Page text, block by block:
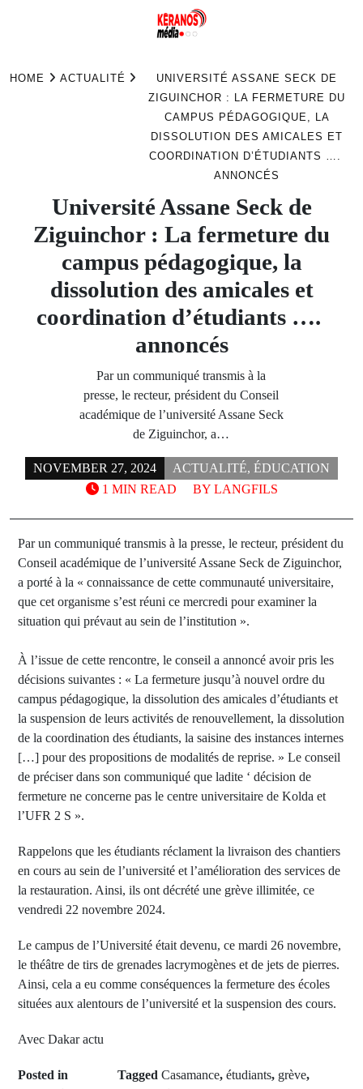
HOME ACTUALITÉ
UNIVERSITÉ ASSANE SECK DE
ZIGUINCHOR : LA FERMETURE DU
CAMPUS PÉDAGOGIQUE, LA
DISSOLUTION DES AMICALES ET
COORDINATION D’ÉTUDIANTS ….
ANNONCÉS
Université Assane Seck de
Ziguinchor : La fermeture du
campus pédagogique, la
dissolution des amicales et
coordination d’étudiants ….
annoncés
Par un communiqué transmis à la
presse, le recteur, président du Conseil
académique de l’université Assane Seck
de Ziguinchor, a…
NOVEMBER 27, 2024 ACTUALITÉ, ÉDUCATION
BY LANGFILS
1 MIN READ
Par un communiqué transmis à la presse, le recteur, président du
Conseil académique de l’université Assane Seck de Ziguinchor,
a porté à la « connaissance de cette communauté universitaire,
que cet organisme s’est réuni ce mercredi pour examiner la
situation qui prévaut au sein de l’institution ».
À l’issue de cette rencontre, le conseil a annoncé avoir pris les
décisions suivantes : « La fermeture jusqu’à nouvel ordre du
campus pédagogique, la dissolution des amicales d’étudiants et
la suspension de leurs activités de renouvellement, la dissolution
de la coordination des étudiants, la saisine des instances internes
[…] pour des propositions de modalités de reprise. » Le conseil
de préciser dans son communiqué que ladite ‘ décision de
fermeture ne concerne pas le centre universitaire de Kolda et
l’UFR 2 S ».
Rappelons que les étudiants réclament la livraison des chantiers
en cours au sein de l’université et l’amélioration des services de
la restauration. Ainsi, ils ont décrété une grève illimitée, ce
vendredi 22 novembre 2024.
Le campus de l’Université était devenu, ce mardi 26 novembre,
le théâtre de tirs de grenades lacrymogènes et de jets de pierres.
Ainsi, cela a eu comme conséquences la fermeture des écoles
situées aux alentours de l’université et la suspension des cours.
Avec Dakar actu
Posted in
Tagged Casamance, étudiants, grève,